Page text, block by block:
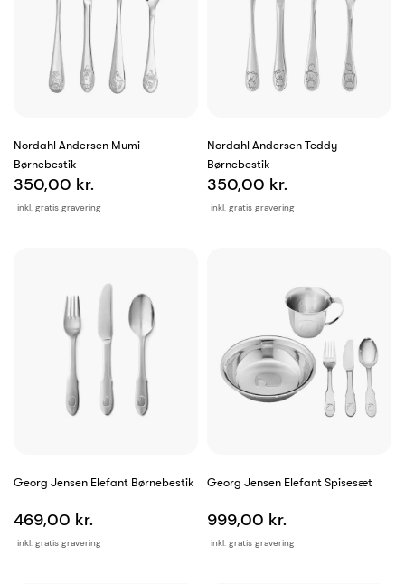
Nordahl Andersen Mumi
Børnebestik
inkl. gratis gravering
350,00 kr.
Nordahl Andersen Teddy
Børnebestik
inkl. gratis gravering
350,00 kr.
Georg Jensen Elefant Børnebestik
inkl. gratis gravering
469,00 kr.
Georg Jensen Elefant Spisesæt
inkl. gratis gravering
999,00 kr.